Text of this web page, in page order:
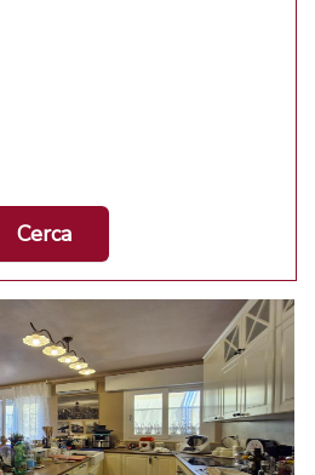
Cerca